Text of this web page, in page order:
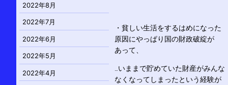
・貧しい生活をするはめになった
原因にやっぱり国の財政破綻が
あって、
…いままで貯めていた財産がみんな
なくなってしまったという経験が
2022年8月
2022年7月
2022年6月
2022年5月
2022年4月